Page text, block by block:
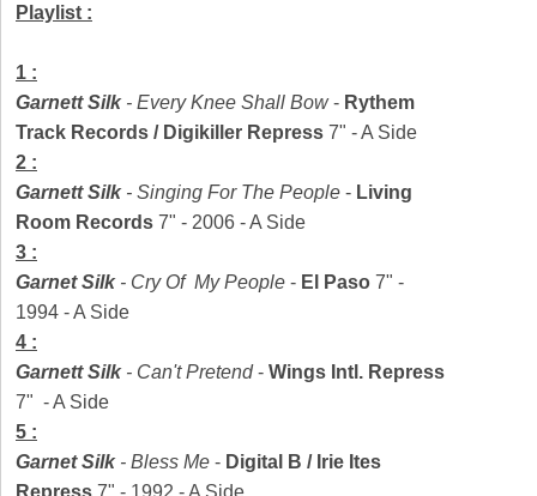
Playlist :
1 :
Garnett Silk- Every Knee Shall Bow- Rythem
Track Records / Digikiller Repress 7" - A Side
2 :
Garnett Silk- Singing For The People - Living
Room Records 7" - 2006 - A Side
3 :
Garnet Silk- Cry Of My People - El Paso 7" -
1994 - A Side
4 :
Garnett Silk- Can't Pretend- Wings Intl. Repress
7" - A Side
5 :
Garnet Silk- Bless Me - Digital B / Irie Ites
Repress 7" - 1992 - A Side